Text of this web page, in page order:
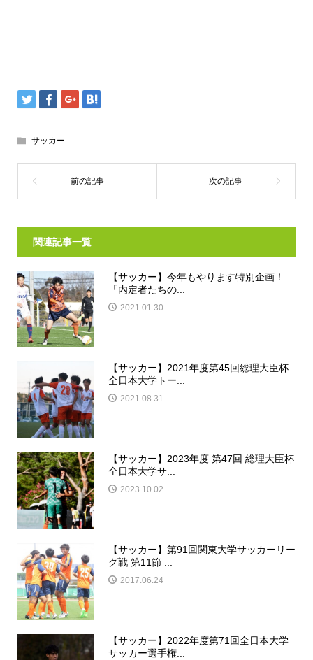
サッカー
関連記事一覧
【サッカー】今年もやります特別企画！
「内定者たちの...
2021.01.30
【サッカー】2021年度第45回総理大臣杯
全日本大学トー...
2021.08.31
【サッカー】2023年度 第47回 総理大臣杯
全日本大学サ...
2023.10.02
【サッカー】第91回関東大学サッカーリー
グ戦 第11節 ...
2017.06.24
【サッカー】2022年度第71回全日本大学
サッカー選手権...